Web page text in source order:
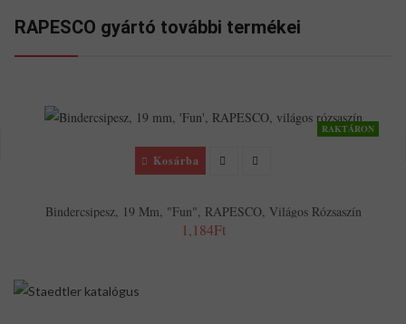
RAPESCO gyártó további termékei
RAKTÁRON
Kosárba
Bindercsipesz, 19 Mm, "Fun", RAPESCO, Világos Rózsaszín
1,184Ft